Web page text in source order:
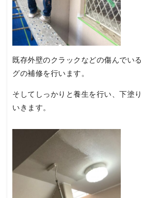
既存外壁のクラックなどの傷んでい
グの補修を行います。
そしてしっかりと養生を行い、下塗
いきます。